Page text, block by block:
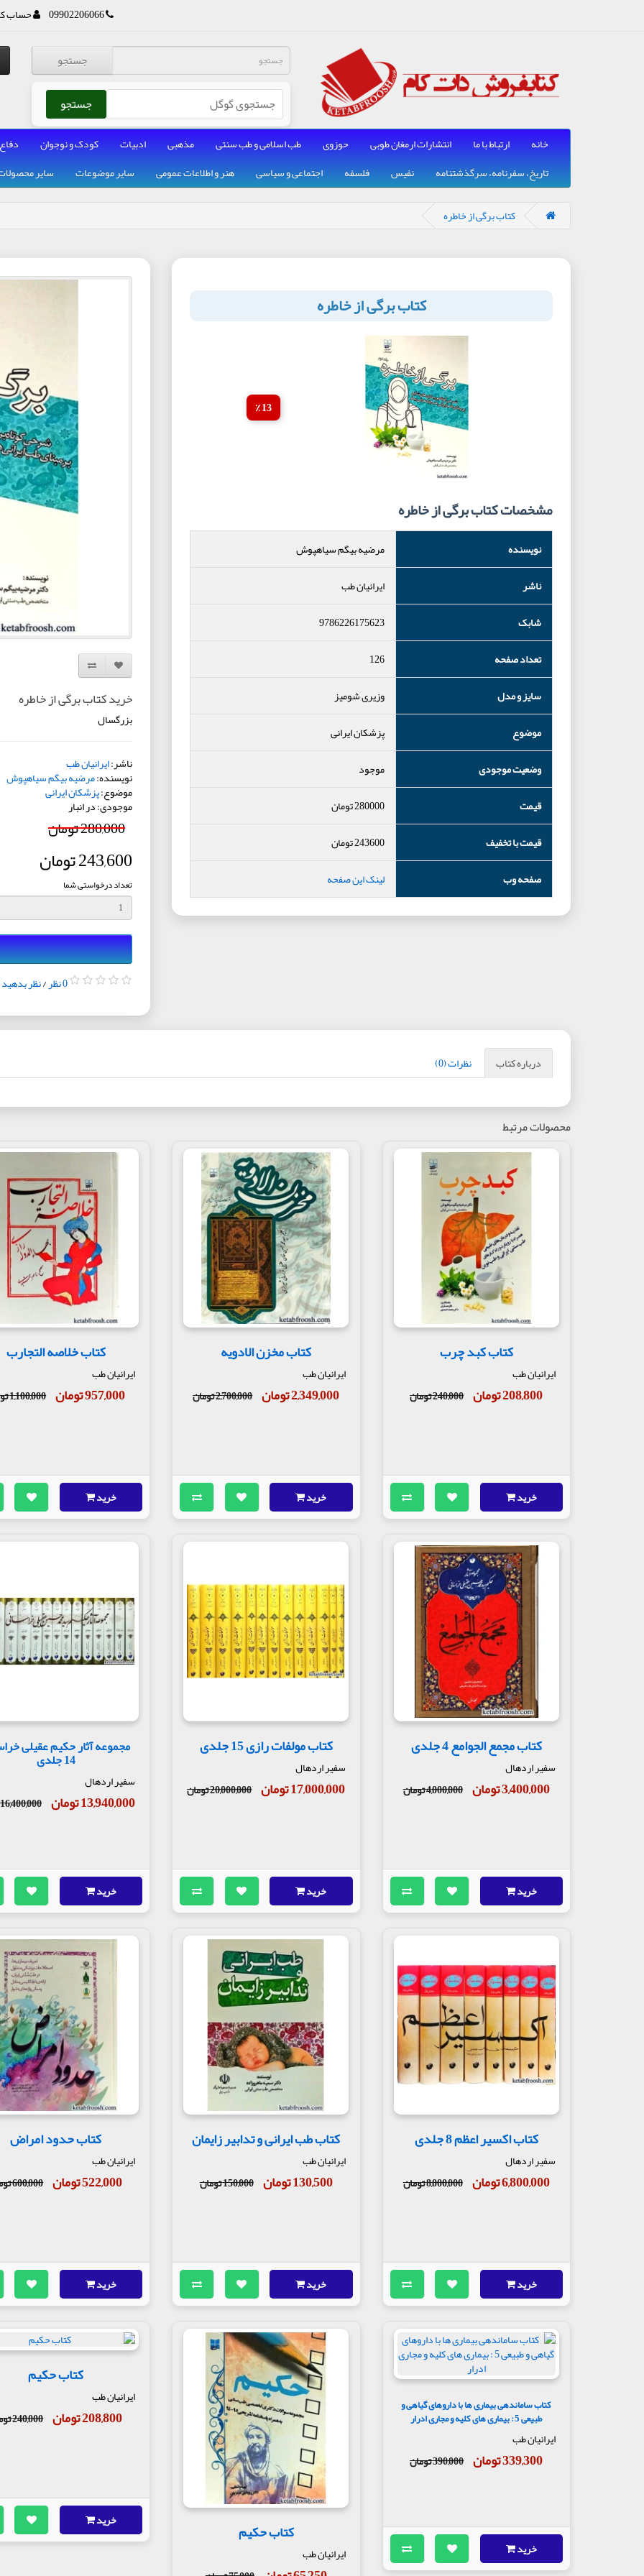
09902206066 حساب
جستجو
جستجو
خانه ارتباط با ما انتشارات ارمغان طوبی حوزوی طب اسلامی و طب سنتی مذهبی ادبیات کودک و نوجوان
تاریخ، سفرنامه، سرگذشتنامه
نفیس فلسفه اجتماعی و سیاسی هنر و اطلاعات عمومی سایر موضوعات سایر
کتاب برگی از خاطره
کتاب برگی از خاطره
13 ٪
مشخصات کتاب برگی از خاطره
نویسنده
مرضیه بیگم سیاهپوش
ناشر
ایرانیان طب
شابک
9786226175623
تعداد صفحه
126
سایز و مدل
وزیری شومیز
موضوع
پزشکان ایرانی
وضعیت موجودی
موجود
قیمت
280000تومان
قیمت با تخفیف
243600تومان
صفحه وب
لینک این صفحه
افزودن به لیست دلخواه
مقایسه این محصول
خرید کتاب برگی از خاطره
بزرگسال
ناشر:ایرانیان طب
نویسنده:مرضیه بیگم سیاهپوش
موضوع:پزشکان ایرانی
موجودی: در انبار
280,000 تومان
243,600 تومان
تعداد درخواستی شما
0 نظر /نظر بدهید
درباره کتاب نظرات (0)
محصولات مرتبط
کتاب کبد چرب
ایرانیان طب
208,800 تومان 240,000 تومان
خرید
کتاب مخزن الادویه
ایرانیان طب
2,349,000 تومان 2,700,000 تومان
خرید
کتاب خلاصه التجارب
ایرانیان طب
957,000 تومان 1,100,000 تومان
خرید
کتاب مجمع الجوامع 4 جلدی
سفیر اردهال
3,400,000 تومان 4,000,000 تومان
خرید
کتاب مولفات رازی 15 جلدی
سفیر اردهال
17,000,000 تومان 20,000,000 تومان
خرید
مجموعه آثار حکیم عقیلی
14 جلدی
سفیر اردهال
13,940,000 تومان 16,400,000 تومان
خرید
کتاب اکسیر اعظم 8 جلدی
سفیر اردهال
6,800,000 تومان 8,000,000 تومان
خرید
کتاب طب ایرانی و تدابیر زایمان
ایرانیان طب
130,500 تومان 150,000 تومان
خرید
کتاب حدود امراض
ایرانیان طب
522,000 تومان 600,000 تومان
خرید
کتاب ساماندهی بیماری ها با داروهای گیاهی و
طبیعی 5 : بیماری های کلیه و مجاری ادرار
ایرانیان طب
339,300 تومان 390,000 تومان
خرید
کتاب حکیم
ایرانیان طب
کتاب حکیم
ایرانیان طب
208,800 تومان 240,000 تومان
خرید